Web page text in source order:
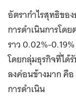
อัตรากำไรสุทธิขอ
การดำเนินการโด
ราว 0.02%-
โดยกลุ่มธุรกิจที่ได้
ลงค่อนข้างมาก คือ
การดำเนิน